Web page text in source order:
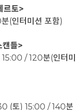
르토>
(인터미션 포함)
캔들>
/ 120분(인터미
(토) 15:00 / 140분